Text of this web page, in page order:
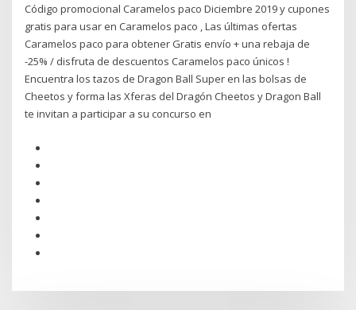
Código promocional Caramelos paco Diciembre 2019 y cupones
gratis para usar en Caramelos paco , Las últimas ofertas
Caramelos paco para obtener Gratis envío + una rebaja de
-25% / disfruta de descuentos Caramelos paco únicos !
Encuentra los tazos de Dragon Ball Super en las bolsas de
Cheetos y forma las Xferas del Dragón Cheetos y Dragon Ball
te invitan a participar a su concurso en